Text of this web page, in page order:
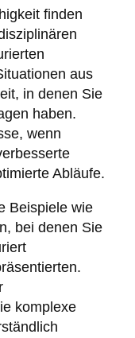
finden
aus
in denen Sie
haben.
wenn
Abläufe.
Beispiele wie
bei denen Sie
komplexe